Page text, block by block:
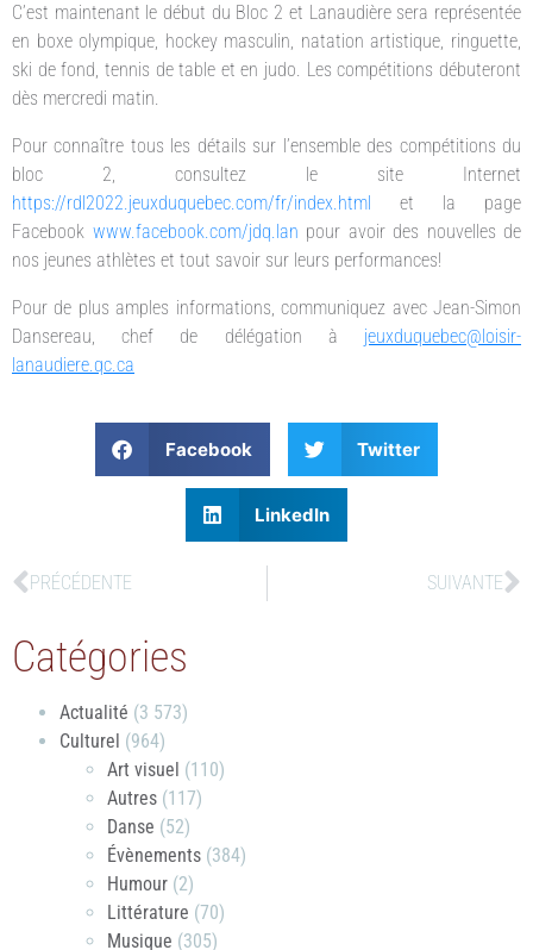
C’est maintenant le début du Bloc 2 et Lanaudière sera représentée
en boxe olympique, hockey masculin, natation artistique, ringuette,
ski de fond, tennis de table et en judo. Les compétitions débuteront
dès mercredi matin.
Pour connaître tous les détails sur l’ensemble des compétitions du
bloc 2, consultez le site Internet
https://rdl2022.jeuxduquebec.com/fr/index.html et la page
Facebook www.facebook.com/jdq.lan pour avoir des nouvelles de
nos jeunes athlètes et tout savoir sur leurs performances!
Pour de plus amples informations, communiquez avec Jean-Simon
Dansereau, chef de délégation à jeuxduquebec@loisir-
lanaudiere.qc.ca
Facebook Twitter
LinkedIn
PRÉCÉDENTE SUIVANTE
Catégories
Actualité (3 573)
Culturel (964)
Art visuel (110)
Autres (117)
Danse (52)
Évènements (384)
Humour (2)
Littérature (70)
Musique (305)